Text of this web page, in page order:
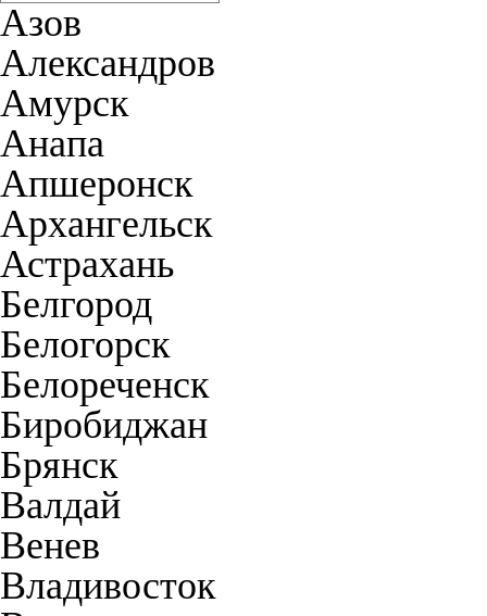
Азов
Александров
Амурск
Анапа
Апшеронск
Архангельск
Астрахань
Белгород
Белогорск
Белореченск
Биробиджан
Брянск
Валдай
Венев
Владивосток